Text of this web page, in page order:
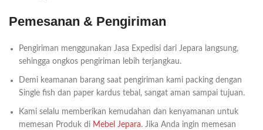
Pemesanan & Pengiriman
Pengiriman menggunakan Jasa Expedisi dari Jepara langsung,
sehingga ongkos pengiriman lebih terjangkau.
Demi keamanan barang saat pengiriman kami packing dengan
Single fish dan paper kardus tebal, sangat aman sampai tujuan.
Kami selalu memberikan kemudahan dan kenyamanan untuk
memesan Produk di Mebel Jepara. Jika Anda ingin memesan